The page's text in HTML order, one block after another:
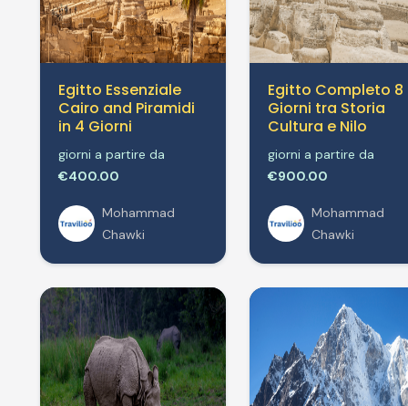
Egitto Essenziale
Cairo and Piramidi
in 4 Giorni
giorni a partire da
€400.00
Mohammad
Chawki
Egitto Completo 8
Giorni tra Storia
Cultura e Nilo
giorni a partire da
€900.00
Mohammad
Chawki